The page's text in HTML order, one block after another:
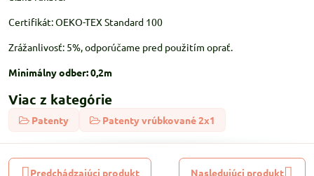
Certifikát: OEKO-TEX Standard 100
Zrážanlivosť: 5%, odporúčame pred použitím oprať.
Minimálny odber: 0,2m
Viac z kategórie
Patenty Patenty vrúbkované 2x1
Predchádzajúci produkt Nasledujúci produkt